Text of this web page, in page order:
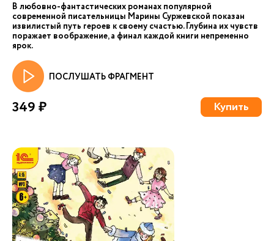
В любовно-фантастических романах популярной
современной писательницы Марины Суржевской показан
извилистый путь героев к своему счастью. Глубина их чувств
поражает воображение, а финал каждой книги непременно
ярок.
ПОСЛУШАТЬ ФРАГМЕНТ
349 ₽ Купить